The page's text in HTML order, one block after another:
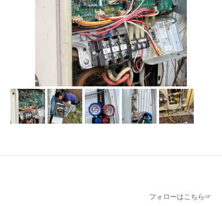
フォローはこちら☞